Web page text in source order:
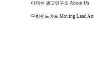
이제석 광고연구소 About Us
무빙랜드아트 Moving Land Art